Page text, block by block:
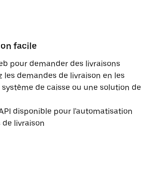
facile
pour demander des livraisons
demandes de livraison en les
de caisse ou une solution de
disponible pour l'automatisation
livraison